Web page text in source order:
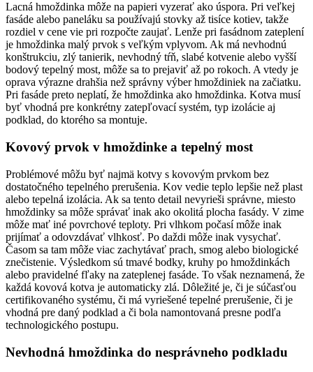
Lacná hmoždinka môže na papieri vyzerať ako úspora. Pri veľkej
fasáde alebo paneláku sa používajú stovky až tisíce kotiev, takže
rozdiel v cene vie pri rozpočte zaujať. Lenže pri fasádnom zateplení
je hmoždinka malý prvok s veľkým vplyvom. Ak má nevhodnú
konštrukciu, zlý tanierik, nevhodný tŕň, slabé kotvenie alebo vyšší
bodový tepelný most, môže sa to prejaviť až po rokoch. A vtedy je
oprava výrazne drahšia než správny výber hmoždiniek na začiatku.
Pri fasáde preto neplatí, že hmoždinka ako hmoždinka. Kotva musí
byť vhodná pre konkrétny zatepľovací systém, typ izolácie aj
podklad, do ktorého sa montuje.
Kovový prvok v hmoždinke a tepelný most
Problémové môžu byť najmä kotvy s kovovým prvkom bez
dostatočného tepelného prerušenia. Kov vedie teplo lepšie než plast
alebo tepelná izolácia. Ak sa tento detail nevyrieši správne, miesto
hmoždinky sa môže správať inak ako okolitá plocha fasády. V zime
môže mať iné povrchové teploty. Pri vlhkom počasí môže inak
prijímať a odovzdávať vlhkosť. Po daždi môže inak vysychať.
Časom sa tam môže viac zachytávať prach, smog alebo biologické
znečistenie. Výsledkom sú tmavé bodky, kruhy po hmoždinkách
alebo pravidelné fľaky na zateplenej fasáde. To však neznamená, že
každá kovová kotva je automaticky zlá. Dôležité je, či je súčasťou
certifikovaného systému, či má vyriešené tepelné prerušenie, či je
vhodná pre daný podklad a či bola namontovaná presne podľa
technologického postupu.
Nevhodná hmoždinka do nesprávneho podkladu